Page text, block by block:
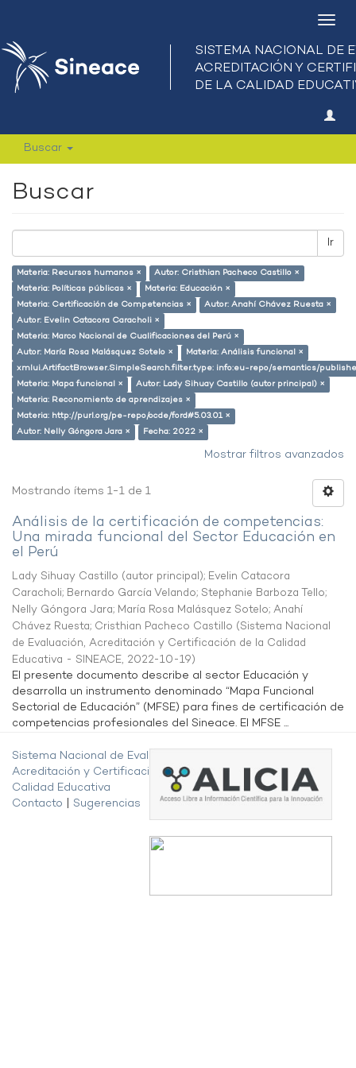
Buscar
Buscar
Ir
Materia: Recursos humanos ×
Autor: Cristhian Pacheco Castillo ×
Materia: Políticas públicas ×
Materia: Educación ×
Materia: Certificación de Competencias ×
Autor: Anahí Chávez Ruesta ×
Autor: Evelin Catacora Caracholi ×
Materia: Marco Nacional de Cualificaciones del Perú ×
Autor: María Rosa Malásquez Sotelo ×
Materia: Análisis funcional ×
xmlui.ArtifactBrowser.SimpleSearch.filter.type: info:eu-repo/semantics/
Materia: Mapa funcional ×
Autor: Lady Sihuay Castillo (autor principal) ×
Materia: Reconomiento de aprendizajes ×
Materia: http://purl.org/pe-repo/ocde/ford#5.03.01 ×
Autor: Nelly Góngora Jara ×
Fecha: 2022 ×
Mostrar filtros avanzados
Mostrando ítems 1-1 de 1
Análisis de la certificación de competencias:
Una mirada funcional del Sector Educación en
el Perú
Lady Sihuay Castillo (autor principal); Evelin Catacora
Caracholi; Bernardo García Velando; Stephanie Barboza Tello;
Nelly Góngora Jara; María Rosa Malásquez Sotelo; Anahí
Chávez Ruesta; Cristhian Pacheco Castillo (Sistema Nacional
de Evaluación, Acreditación y Certificación de la Calidad
Educativa - SINEACE, 2022-10-19)
El presente documento describe al sector Educación y
desarrolla un instrumento denominado “Mapa Funcional
Sectorial de Educación” (MFSE) para fines de certificación de
competencias profesionales del Sineace. El MFSE ...
Sistema Nacional de Evaluación,
Acreditación y Certificación de la
Calidad Educativa
Contacto
Sugerencias